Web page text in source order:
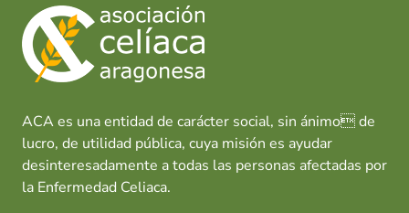
ACA es una entidad de carácter social, sin ánimo de
lucro, de utilidad pública, cuya misión es ayudar
desinteresadamente a todas las personas afectadas por
la Enfermedad Celiaca.